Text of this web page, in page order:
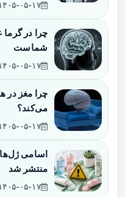
۱۴۰۵-۰۵-
چرا در گرما
شماست
۱۴۰۵-۰۵-
چرا مغز در
می‌کند؟
۱۴۰۵-۰۵-
اسامی
منتشر شد
۱۴۰۵-۰۵-